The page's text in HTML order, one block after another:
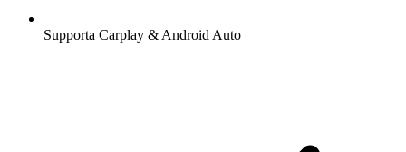
Supporta Carplay & Android Auto